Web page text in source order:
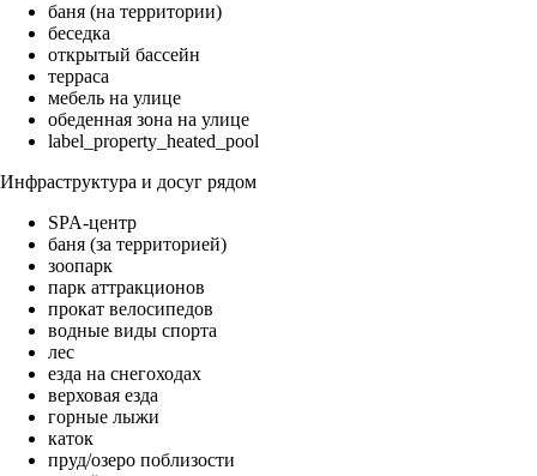
баня (на территории)
беседка
открытый бассейн
терраса
мебель на улице
обеденная зона на улице
label_property_heated_pool
Инфраструктура и досуг рядом
SPA-центр
баня (за территорией)
зоопарк
парк аттракционов
прокат велосипедов
водные виды спорта
лес
езда на снегоходах
верховая езда
горные лыжи
каток
пруд/озеро поблизости